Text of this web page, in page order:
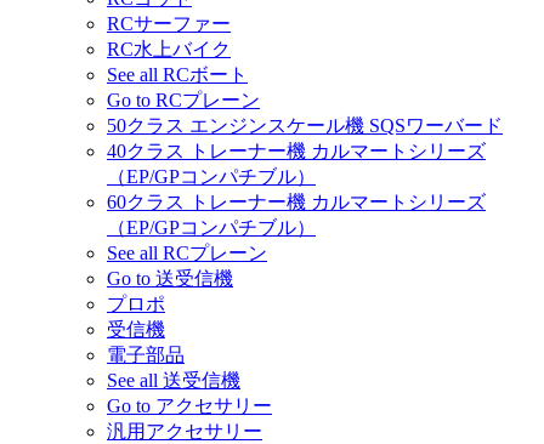
RCサーファー
RC水上バイク
See all RCボート
Go to RCプレーン
50クラス エンジンスケール機 SQSワーバード
40クラス トレーナー機 カルマートシリーズ
（EP/GPコンパチブル）
60クラス トレーナー機 カルマートシリーズ
（EP/GPコンパチブル）
See all RCプレーン
Go to 送受信機
プロポ
受信機
電子部品
See all 送受信機
Go to アクセサリー
汎用アクセサリー